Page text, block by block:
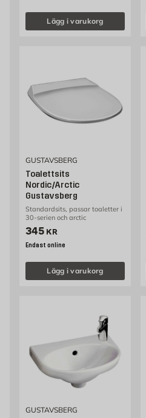
Lägg i varukorg
GUSTAVSBERG
Toalettsits
Nordic/Arctic
Gustavsberg
Standardsits, passar toaletter i
30-serien och arctic
Pris 345 kr
345 KR
Endast online
Lägg i varukorg
GUSTAVSBERG